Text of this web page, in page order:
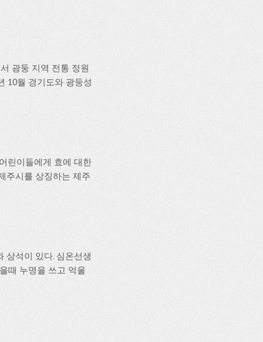
광둥 지역 전통 정원
10월 경기도와 광둥성
린이들에게 효에 대한
주시를 상징하는 제주
상석이 있다. 심온선생
때 누명을 쓰고 억울